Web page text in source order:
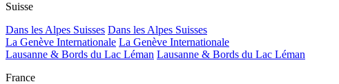
Suisse
Dans les Alpes Suisses Dans les Alpes Suisses
La Genève Internationale La Genève Internationale
Lausanne & Bords du Lac Léman Lausanne & Bords du Lac Léman
France